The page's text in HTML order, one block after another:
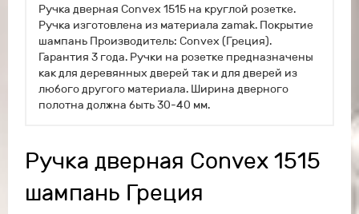
Ручка дверная Convex 1515 на круглой розетке.
Ручка изготовлена из материала zamak. Покрытие
шампань Производитель: Convex (Греция).
Гарантия 3 года. Ручки на розетке предназначены
как для деревянных дверей так и для дверей из
любого другого материала. Ширина дверного
полотна должна быть 30-40 мм.
Ручка дверная Convex 1515
шампань Греция